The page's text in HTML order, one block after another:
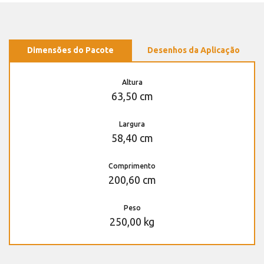
Dimensões do Pacote Desenhos da Aplicação
Altura
63,50 cm
Largura
58,40 cm
Comprimento
200,60 cm
Peso
250,00 kg